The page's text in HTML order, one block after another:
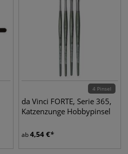
4 Pinsel
da Vinci FORTE, Serie 365,
Katzenzunge Hobbypinsel
ab4,54 €